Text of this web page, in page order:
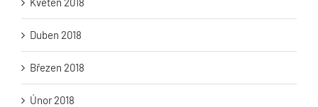
Duben 2018
Březen 2018
Únor 2018